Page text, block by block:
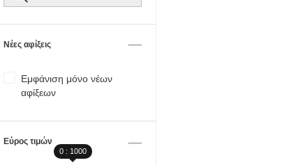
Νέες αφίξεις
Εμφάνιση μόνο νέων
αφίξεων
Εύρος τιμών
0 : 1000